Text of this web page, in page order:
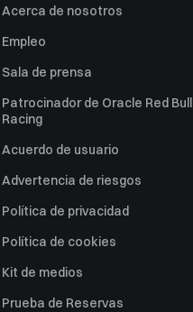
Acerca de nosotros
Empleo
Sala de prensa
Patrocinador de Oracle Red Bull
Racing
Acuerdo de usuario
Advertencia de riesgos
Política de privacidad
Política de cookies
Kit de medios
Prueba de Reservas